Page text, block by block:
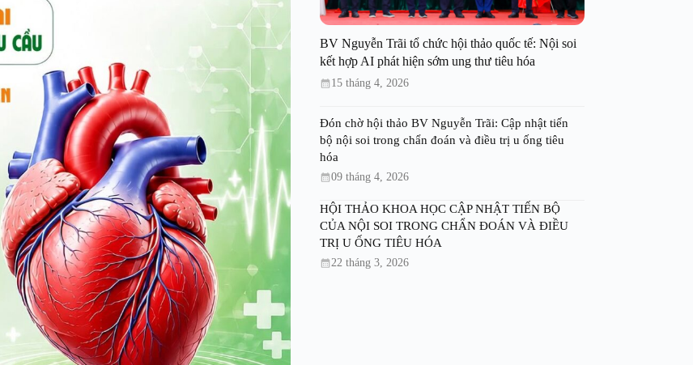
BV Nguyễn Trãi tổ chức hội thảo quốc tế: Nội soi
kết hợp AI phát hiện sớm ung thư tiêu hóa
15 tháng 4, 2026
Đón chờ hội thảo BV Nguyễn Trãi: Cập nhật tiến
bộ nội soi trong chẩn đoán và điều trị u ống tiêu
hóa
09 tháng 4, 2026
HỘI THẢO KHOA HỌC CẬP NHẬT TIẾN BỘ
CỦA NỘI SOI TRONG CHẨN ĐOÁN VÀ ĐIỀU
TRỊ U ỐNG TIÊU HÓA
22 tháng 3, 2026